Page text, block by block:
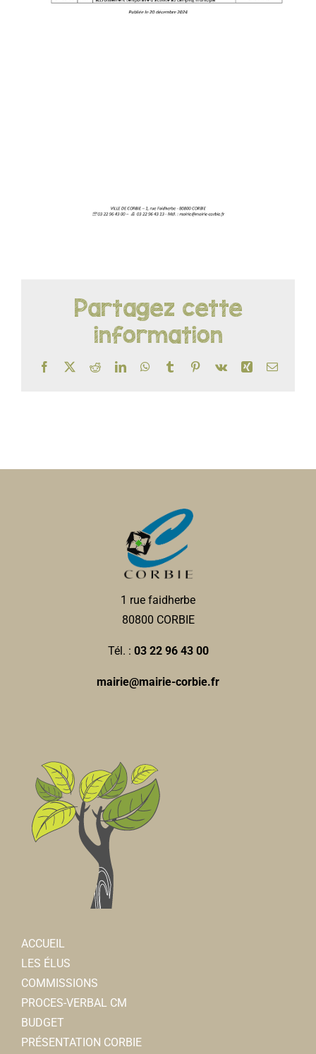
Partagez cette
information
Facebook
X RedditLinkedInWhatsApp
TumblrPinterest
Vk Xing Email
1 rue faidherbe
80800 CORBIE
Tél. : 03 22 96 43 00
mairie@mairie-corbie.fr
ACCUEIL
LES ÉLUS
COMMISSIONS
PROCES-VERBAL CM
BUDGET
PRÉSENTATION CORBIE